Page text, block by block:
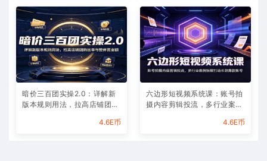
暗价三百团实操2.0：详解新
版本规则用法，拉高店铺团购
4.6E币
六边形短视频系统课：账号拍
摄内容剪辑投流，多行业案例
4.6E币